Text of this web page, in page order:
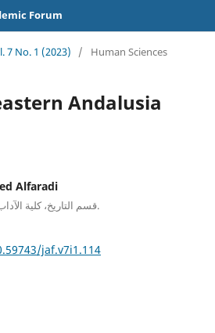
Forum
7 No. 1 (2023) / Human Sciences
Andalusia
Alfaradi
قسم التاريخ، كلية الآداب، الجامعة الأسمرية الاسلامية.
jaf.v7i1.114